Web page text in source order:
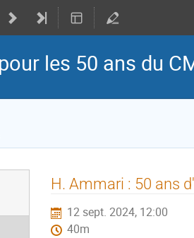
les 50 ans du
H. Ammari : 50 ans
12 sept. 2024, 12:00
40m